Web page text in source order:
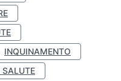
INQUINAMENTO
SALUTE